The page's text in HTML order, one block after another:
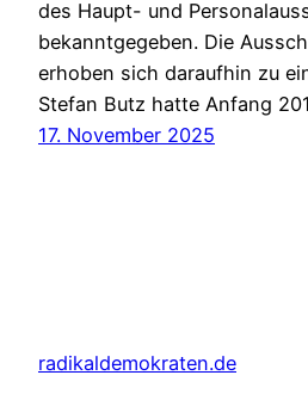
des Haupt- und
bekanntgegeben. Die
erhoben sich daraufhin zu
Stefan Butz hatte Anfang
17. November 2025
radikaldemokraten.de